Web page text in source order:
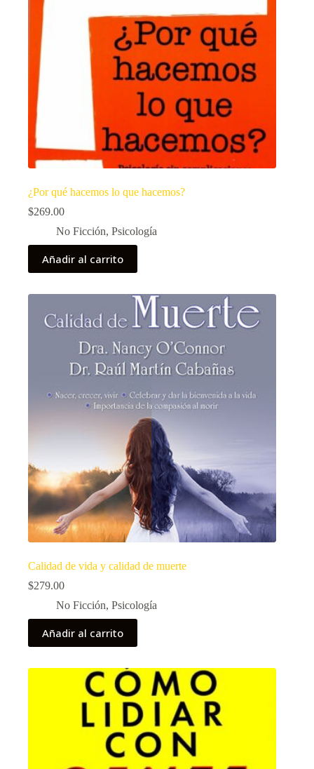
¿Por qué hacemos lo que hacemos?
$269.00
No Ficción, Psicología
Añadir al carrito
Calidad de vida y calidad de muerte
$279.00
No Ficción, Psicología
Añadir al carrito